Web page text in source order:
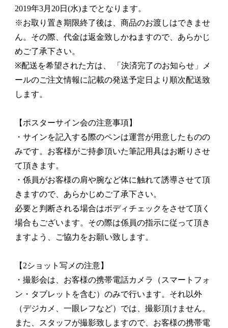
2019年3月20日(水)までとなります。
※お取り置き期限終了後は、商品のお渡しはできませ
ん。その際、代金は返金致しかねますので、あらかじ
めご了承下さい。
※配送を希望された方は、 「決済完了のお知らせ」メ
ールのご注文情報に記載の発送予定日より順次配送致
します。
【ポスターサイン会の注意事項】
・サインを記入する際のペンは運営が用意したものの
みです。お客様がご持参頂いた筆記用具はお断りさせ
て頂きます。
・係員がお客様の肩や腕など体に触れて誘導させて頂
きますので、あらかじめご了承下さい。
必要と判断される場合はボディチェックをさせて頂く
場合もございます。その際は係員の指示に従って頂き
ますよう、ご協力をお願い致します。
【2ショット写メの注意】
・撮影会は、お客様の携帯電話カメラ（スマートフォ
ン・タブレットを含む）のみで行います。それ以外
（デジカメ、一眼レフなど）では、撮影頂けません。
また、スタッフが撮影致しますので、お客様の携帯電